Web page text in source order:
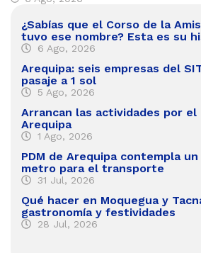
¿Sabías que el Corso de la
tuvo ese nombre? Esta es su
6 Ago, 2026
Arequipa: seis empresas del
pasaje a 1 sol
5 Ago, 2026
Arrancan las actividades por el
Arequipa
1 Ago, 2026
PDM de Arequipa contempla
metro para el transporte
31 Jul, 2026
Qué hacer en Moquegua y
gastronomía y festividades
28 Jul, 2026